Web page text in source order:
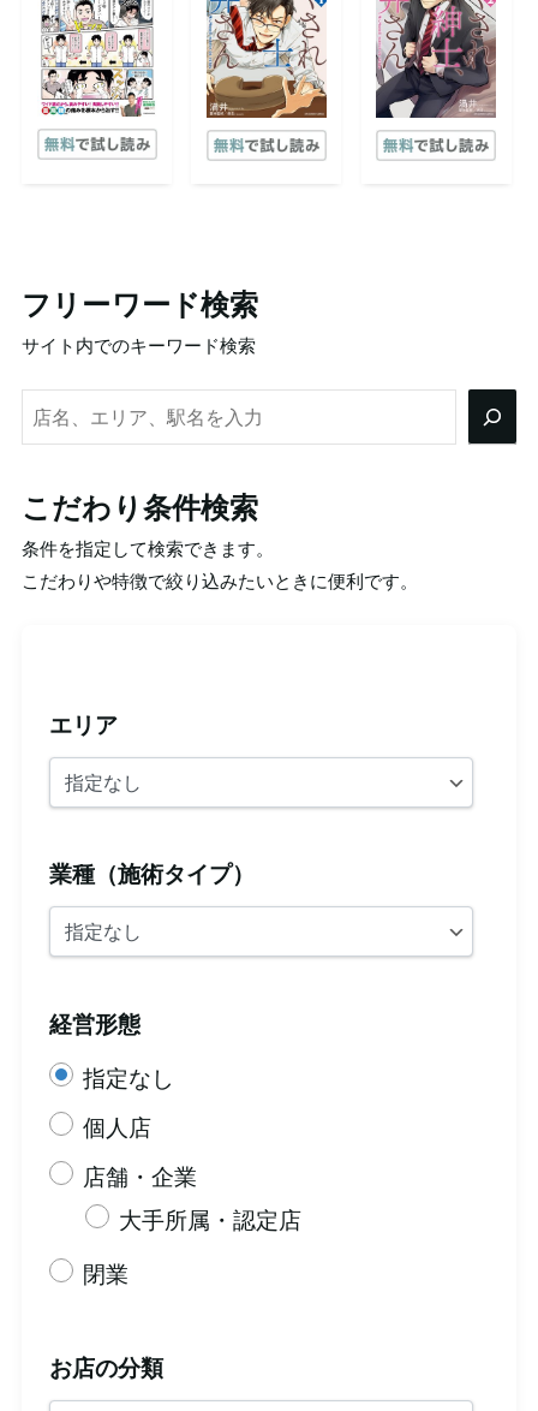
フリーワード検索
サイト内でのキーワード検索
検
索
こだわり条件検索
条件を指定して検索できます。
こだわりや特徴で絞り込みたいときに便利です。
エリア
業種（施術タイプ）
経営形態
指定なし
個人店
店舗・企業
大手所属・認定店
閉業
お店の分類